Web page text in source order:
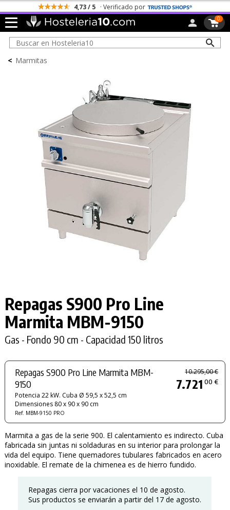
4,73 / 5 · Verificado por
0
< Marmitas
Repagas S900 Pro Line
Marmita MBM-9150
Gas - Fondo 90 cm - Capacidad 150 litros
Repagas S900 Pro Line Marmita MBM-
9150
Potencia 22 kW. Cuba Ø 59,5 x 52,5 cm
Dimensiones 80 x 90 x 90 cm
Ref. MBM-9150 PRO
10.295,00 €
7.721 00 €
Marmita a gas de la serie 900. El calentamiento es indirecto. Cuba
fabricada sin juntas ni soldaduras en su interior para prolongar la
vida del equipo. Tiene quemadores tubulares fabricados en acero
inoxidable. El remate de la chimenea es de hierro fundido.
Repagas cierra por vacaciones el 10 de agosto.
Sus productos se enviarán a partir del 17 de agosto.